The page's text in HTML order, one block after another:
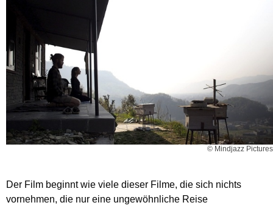
© Mindjazz Pictures
Der Film beginnt wie viele dieser Filme, die sich nichts
vornehmen, die nur eine ungewöhnliche Reise